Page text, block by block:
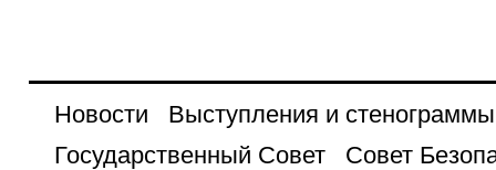
Новости
Выступления и стенограммы
Государственный Совет
Совет